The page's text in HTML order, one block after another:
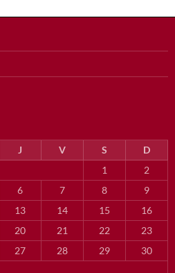
J V S
D
1
2
6 7 8
9
13 14 15
16
20 21 22
23
27 28 29
30